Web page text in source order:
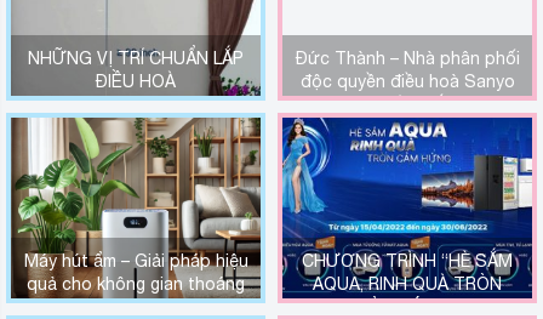
NHỮNG VỊ TRÍ CHUẨN LẮP
ĐIỀU HOÀ
Đức Thành – Nhà phân phối
độc quyền điều hoà Sanyo
tại miền Bắc.
Máy hút ẩm – Giải pháp hiệu
quả cho không gian thoáng
mát
CHƯƠNG TRÌNH “HÈ SẮM
AQUA, RINH QUÀ TRÒN
CẢM HỨNG”